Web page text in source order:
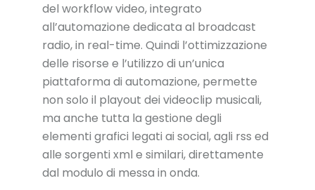
del workflow video, integrato
all’automazione dedicata al broadcast
radio, in real-time. Quindi l’ottimizzazione
delle risorse e l’utilizzo di un’unica
piattaforma di automazione, permette
non solo il playout dei videoclip musicali,
ma anche tutta la gestione degli
elementi grafici legati ai social, agli rss ed
alle sorgenti xml e similari, direttamente
dal modulo di messa in onda.